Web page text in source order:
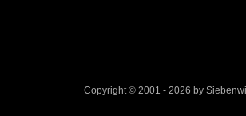
Copyright © 2001 - 2026 by